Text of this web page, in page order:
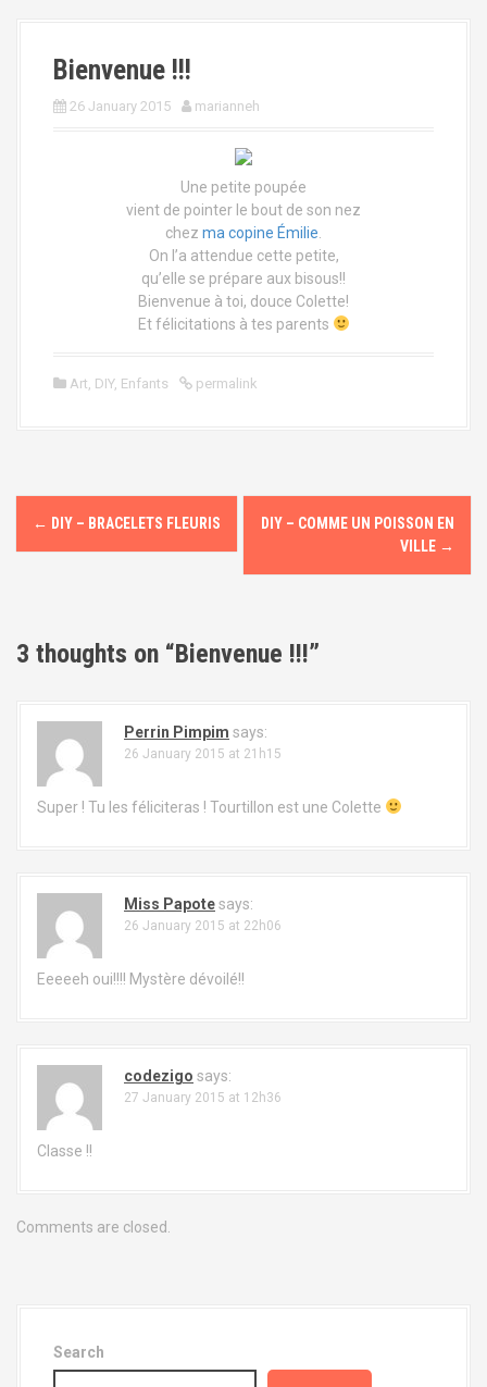
Bienvenue !!!
26 January 2015 marianneh
Une petite poupée
vient de pointer le bout de son nez
chez ma copine Émilie
On l’a attendue cette petite,
qu’elle se prépare aux bisous!!
Bienvenue à toi, douce Colette!
Et félicitations à tes parents
Art, DIY, Enfants permalink
P
o
t
← DIY – BRACELETS FLEURIS
DIY – COMME UN POISSON EN
VILLE →
3 thoughts on “Bienvenue !!!”
Perrin Pimpim says:
26 January 2015 at 21h15
Super ! Tu les féliciteras ! Tourtillon est une Colette
Miss Papotesays:
26 January 2015 at 22h06
Eeeeeh oui!!!! Mystère dévoilé!!
codezigo says:
27 January 2015 at 12h36
Classe !!
Comments are closed.
Search